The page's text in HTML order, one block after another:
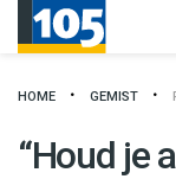
HOME GEMIST
“Houd je